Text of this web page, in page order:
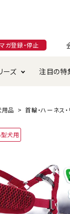
ガ登録・停止
つ
ド・ハウス・マット
・給水器
け用品
手入れ・ケア用品
クル・ケージ・タワ
用品
ーズ
材そのまま
注目の特
添加特集
用のグレインフリー
て遊ぶ
員特典について
ラインショップ利
用品 首輪・ハーネス
犬用